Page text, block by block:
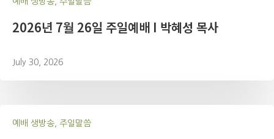
2026년 7월 26일 주일예배 I 박혜성 목사
July 30, 2026
예배 생방송, 주일말씀